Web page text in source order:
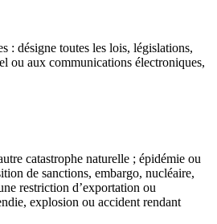
: désigne toutes les lois, législations,
ou aux communications électroniques,
catastrophe naturelle ; épidémie ou
de sanctions, embargo, nucléaire,
restriction d’exportation ou
explosion ou accident rendant